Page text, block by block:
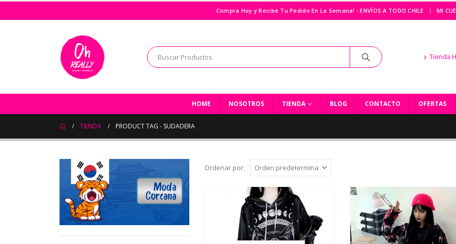
Compra Hoy y Recibe Tu Pedido En La Semana! - ENVÍOS A TODO CHILE | MI
Tienda
HOME NOSOTROS TIENDA BLOG CONTACTO OFERTAS
TIENDA PRODUCT TAG - SUDADERA
Ordenar por: